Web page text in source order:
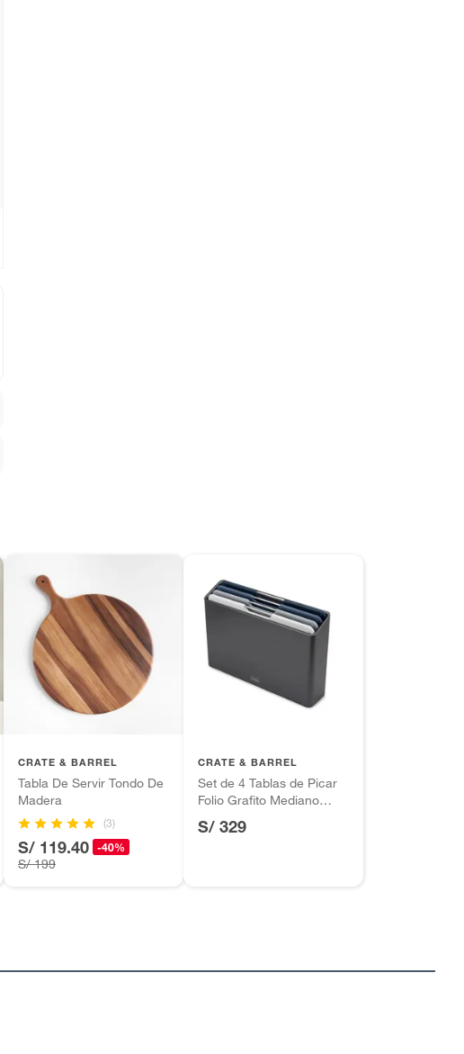
CRATE & BARREL
Tabla De Servir Tondo De
Madera
(3)
S/ 119.40 -40%
S/ 199
CRATE & BARREL
Set de 4 Tablas de Picar
Folio Grafito Mediano
S/ 329